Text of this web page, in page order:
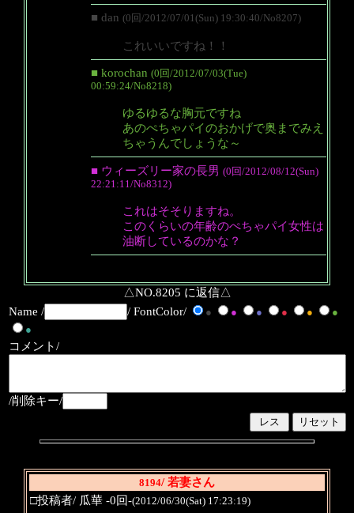
■ dan (0回/2012/07/01(Sun) 19:30:40/No8207)
これいいですね！！
■ korochan (0回/2012/07/03(Tue)
00:59:24/No8218)
ゆるゆるな胸元ですね
あのぺちゃパイのおかげで奥までみえ
ちゃうんでしょうな～
■ ウィーズリー家の長男 (0回/2012/08/12(Sun)
22:21:11/No8312)
これはそそりますね。
このくらいの年齢のぺちゃパイ女性は
油断しているのかな？
△NO.8205 に返信△
Name /
/ FontColor/ ● ● ● ● ●
●
●
コメント/
/削除キー/
8194/ 若妻さん
□投稿者/ 瓜華 -0回-(2012/06/30(Sat) 17:23:19)